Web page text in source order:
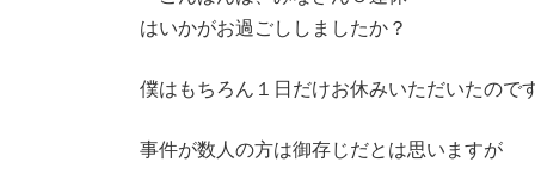
日
はいかがお過ごししましたか？
僕はもちろん１日だけお休みいただいたのです
事件が数人の方は御存じだとは思いますが